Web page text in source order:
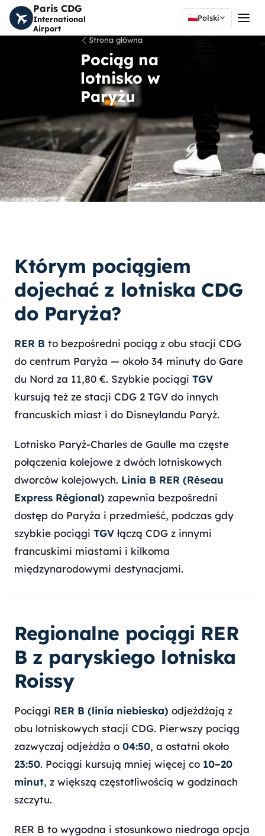
Paris CDG
International
Airport
Polski
Strona główna
Pociąg na
lotnisko w
Paryżu
Którym pociągiem
dojechać z lotniska CDG
do Paryża?
RER B to bezpośredni pociąg z obu stacji CDG
do centrum Paryża — około 34 minuty do Gare
du Nord za 11,80 €. Szybkie pociągi TGV
kursują też ze stacji CDG 2 TGV do innych
francuskich miast i do Disneylandu Paryż.
Lotnisko Paryż-Charles de Gaulle ma częste
połączenia kolejowe z dwóch lotniskowych
dworców kolejowych. Linia B RER (Réseau
Express Régional) zapewnia bezpośredni
dostęp do Paryża i przedmieść, podczas gdy
szybkie pociągi TGV łączą CDG z innymi
francuskimi miastami i kilkoma
międzynarodowymi destynacjami.
Regionalne pociągi RER
B z paryskiego lotniska
Roissy
Pociągi RER B (linia niebieska) odjeżdżają z
obu lotniskowych stacji CDG. Pierwszy pociąg
zazwyczaj odjeżdża o 04:50, a ostatni około
23:50. Pociągi kursują mniej więcej co 10–20
minut, z większą częstotliwością w godzinach
szczytu.
RER B to wygodna i stosunkowo niedroga opcja